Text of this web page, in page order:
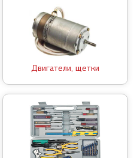
Двигатели, щетки